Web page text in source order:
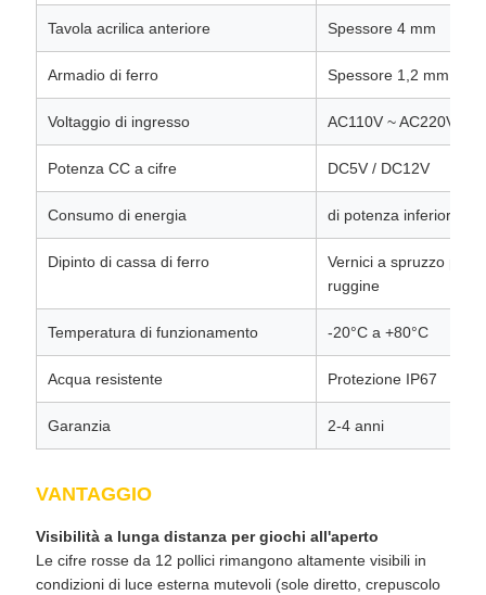
Tavola acrilica anteriore Spessore 4 mm
Armadio di ferro Spessore 1,2 mm
Voltaggio di ingresso AC110V ~ AC220V 50/
Potenza CC a cifre DC5V / DC12V
Consumo di energia di potenza inferiore a
Dipinto di cassa di ferro
Vernici a spruzzo per
ruggine
Temperatura di funzionamento -20°C a +80°C
Acqua resistente Protezione IP67
Garanzia 2-4 anni
VANTAGGIO
Visibilità a lunga distanza per giochi all'aperto
Le cifre rosse da 12 pollici rimangono altamente visibili in
condizioni di luce esterna mutevoli (sole diretto, crepuscolo